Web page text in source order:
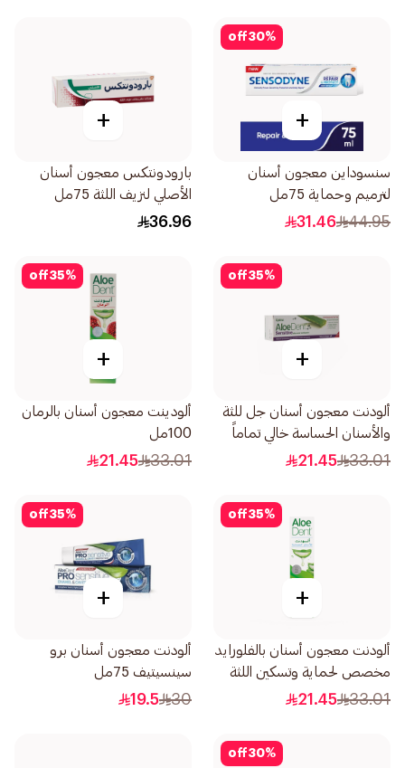
30%
off
+
سنسوداين معجون أسنان
لترميم وحماية 75مل
44.95
31.46
+
بارودونتكس معجون أسنان
الأصلي لنزيف اللثة 75مل
36.96
35%
off
+
ألودنت معجون أسنان جل للثة
والأسنان الحساسة خالي تماماً
من الفلورايد 100مل
33.01
21.45
35%
off
+
ألودينت معجون أسنان بالرمان
100مل
33.01
21.45
35%
off
+
ألودنت معجون أسنان بالفلورايد
مخصص لحماية وتسكين اللثة
والأسنان الحساسة 100جرام
33.01
21.45
35%
off
+
ألودنت معجون أسنان برو
سينسيتيف 75مل
30
19.5
30%
off